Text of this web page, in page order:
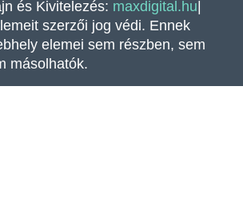
a
g
r
a
m
o
k
b
o
o
k
u
b
e
és Kivitelezés: maxdigital.hu|
szerzői jog védi. Ennek
elemei sem részben, sem
másolhatók.